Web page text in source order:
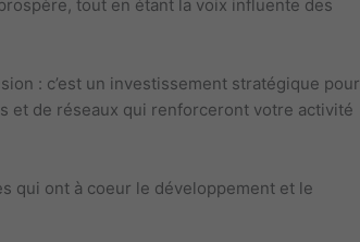
tout en étant la voix influente des
: c’est un investissement stratégique pour
et de réseaux qui renforceront votre activité
qui ont à coeur le développement et le